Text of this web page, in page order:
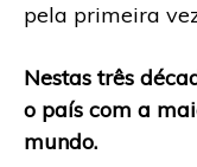
pela primeira
Nestas três
o país com a
mundo.